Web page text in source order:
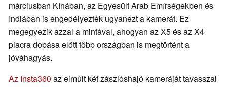
márciusban Kínában, az Egyesült Arab Emírségekben és
Indiában is engedélyezték ugyanezt a kamerát. Ez
megegyezik azzal a mintával, ahogyan az X5 és az X4
piacra dobása előtt több országban is megtörtént a
jóváhagyás.
Az Insta360 az elmúlt két zászlóshajó kameráját tavasszal